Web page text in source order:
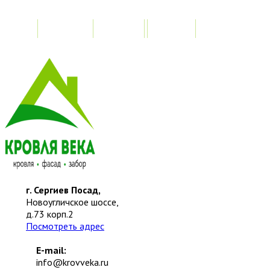
г. Сергиев Посад,
Новоугличское шоссе,
д.73 корп.2
Посмотреть адрес
E-mail:
info@krovveka.ru